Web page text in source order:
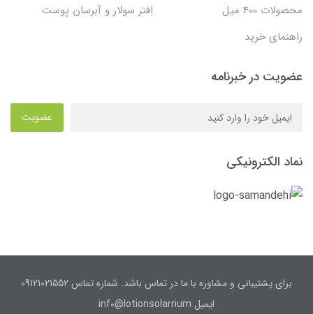
محصولات 400 میل
افتر سولار و آبرسان پوست
راهنمای خرید
عضویت در خبرنامه
عضویت
نماد الکترونیکی
برای پشتیبانی و مشاوره با ما در تماس باشد. شماره تماس 09121021552
ایمیل inf0@lotionsolarrium